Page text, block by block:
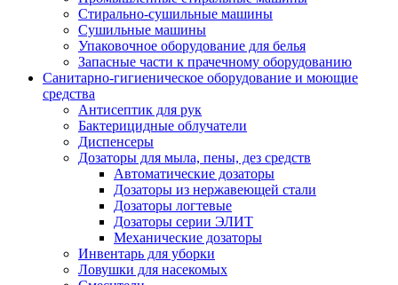
Стирально-сушильные машины
Сушильные машины
Упаковочное оборудование для белья
Запасные части к прачечному оборудованию
Санитарно-гигиеническое оборудование и моющие
средства
Антисептик для рук
Бактерицидные облучатели
Диспенсеры
Дозаторы для мыла, пены, дез средств
Автоматические дозаторы
Дозаторы из нержавеющей стали
Дозаторы логтевые
Дозаторы серии ЭЛИТ
Механические дозаторы
Инвентарь для уборки
Ловушки для насекомых